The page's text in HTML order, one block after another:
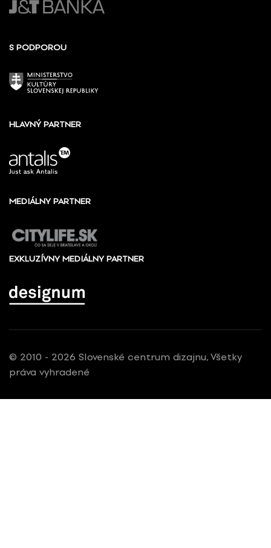
S PODPOROU
HLAVNÝ PARTNER
MEDIÁLNY PARTNER
EXKLUZÍVNY MEDIÁLNY PARTNER
© 2010 - 2026 Slovenské centrum dizajnu, Všetky
práva vyhradené